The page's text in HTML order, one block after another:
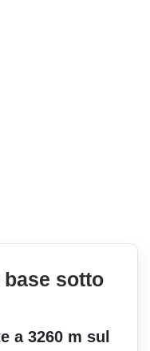
sotto
a 3260 m sul